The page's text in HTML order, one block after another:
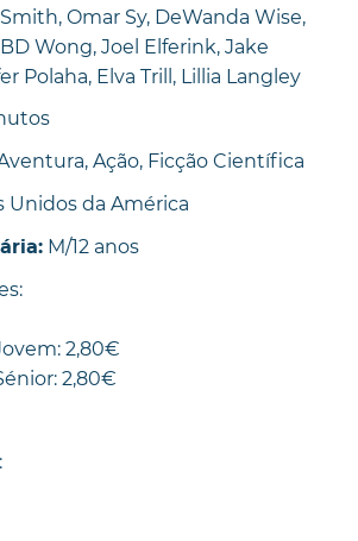
Omar Sy, DeWanda Wise,
Wong, Joel Elferink, Jake
Polaha, Elva Trill, Lillia Langley
Ação, Ficção Científica
Unidos da América
M/12 anos
2,80€
2,80€